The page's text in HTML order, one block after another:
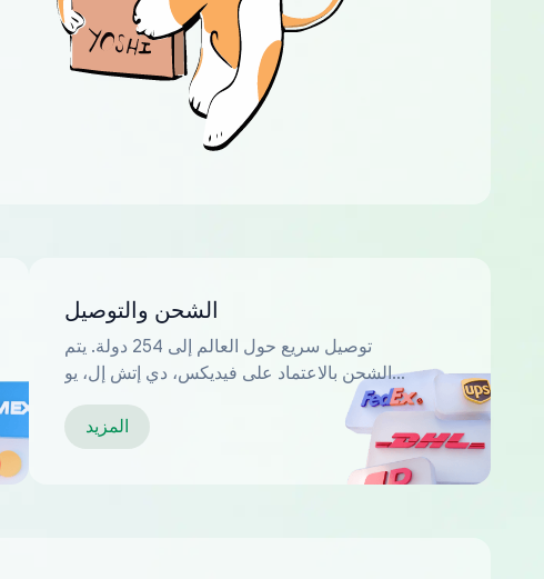
الشحن والتوصيل
توصيل سريع حول العالم إلى 254 دولة. يتم
الشحن بالاعتماد على فيديكس، دي إتش إل، يو
بي إس...
المزيد